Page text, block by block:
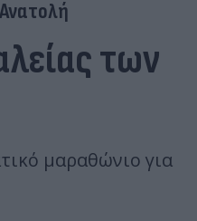
των
μαραθώνιο για